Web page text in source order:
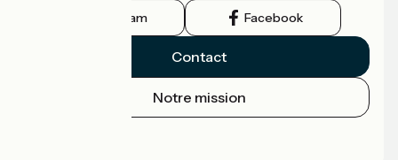
Instagram Facebook
Contact
Notre mission